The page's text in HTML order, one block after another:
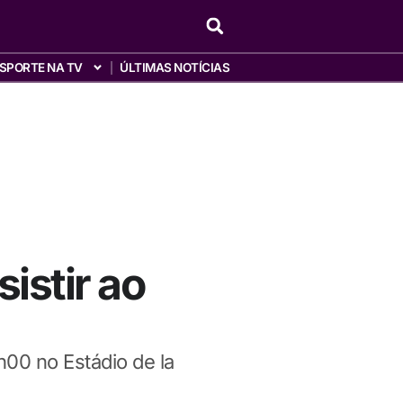
NA TV ÚLTIMAS NOTÍCIAS
ao
no Estádio de la